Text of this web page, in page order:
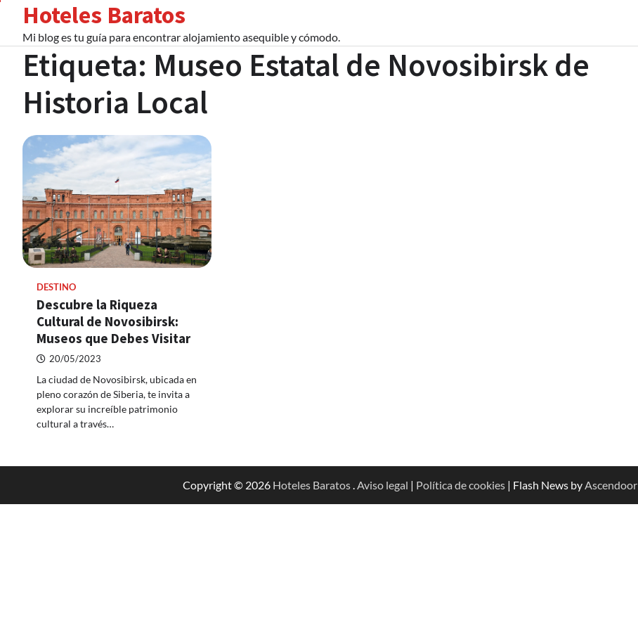
content
Hoteles Baratos
Mi blog es tu guía para encontrar alojamiento asequible y cómodo.
Etiqueta: Museo Estatal de Novosibirsk de
Historia Local
DESTINO
Descubre la Riqueza
Cultural de Novosibirsk:
Museos que Debes Visitar
20/05/2023
La ciudad de Novosibirsk, ubicada en
pleno corazón de Siberia, te invita a
explorar su increíble patrimonio
cultural a través…
Copyright © 2026 Hoteles Baratos.Aviso legal | Política de cookies | Flash News byAscendoor